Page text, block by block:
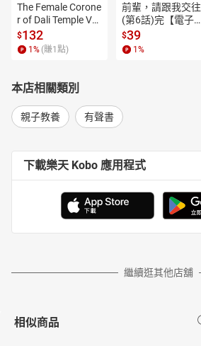
The Female Corone
r of Dali Temple Vo
l.6【有聲書】
$132
1 % (賺1 點)
前輩，請跟我交往
(第6話)完【電子
書】
$39
1 %
本店相關類別
親子教養 有聲書
下載樂天 Kobo 應用程式
繼續逛其他店舖
相似商品